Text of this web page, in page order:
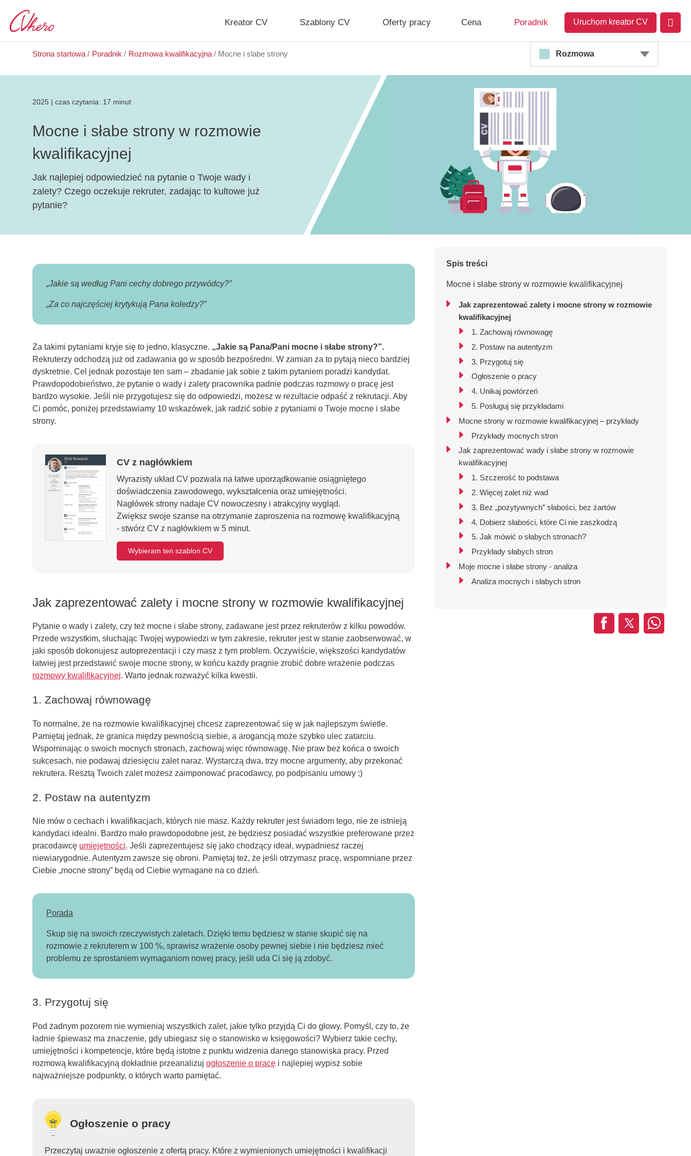
Kreator CV Szablony CV Oferty pracy Cena Poradnik Uruchom kreator CV
Strona startowa / Poradnik / Rozmowa kwalifikacyjna/ Mocne i slabe strony Rozmowa
2025 czas czytania: 17 minut
Mocne i słabe strony w rozmowie
kwalifikacyjnej
Jak najlepiej odpowiedzieć na pytanie o Twoje wady i
zalety? Czego oczekuje rekruter, zadając to kultowe już
pytanie?
Spis treści
Mocne i słabe strony w rozmowie kwalifikacyjnej
Jak zaprezentować zalety i mocne strony w rozmowie
kwalifikacyjnej
1. Zachowaj równowagę
2. Postaw na autentyzm
3. Przygotuj się
Ogłoszenie o pracy
4. Unikaj powtórzeń
5. Posługuj się przykładami
Mocne strony w rozmowie kwalifikacyjnej – przykłady
Przykłady mocnych stron
Jak zaprezentować wady i słabe strony w rozmowie
kwalifikacyjnej
1. Szczerość to podstawa
2. Więcej zalet niż wad
3. Bez „pozytywnych” słabości, bez żartów
4. Dobierz słabości, które Ci nie zaszkodzą
5. Jak mówić o słabych stronach?
Przykłady słabych stron
Moje mocne i słabe strony - analiza
Analiza mocnych i słabych stron
„Jakie są według Pani cechy dobrego przywódcy?”
„Za co najczęściej krytykują Pana koledzy?”
Za takimi pytaniami kryje się to jedno, klasyczne. „Jakie są Pana/Pani mocne i słabe strony?”.
Rekruterzy odchodzą już od zadawania go w sposób bezpośredni. W zamian za to pytają nieco bardziej
dyskretnie. Cel jednak pozostaje ten sam – zbadanie jak sobie z takim pytaniem poradzi kandydat.
Prawdopodobieństwo, że pytanie o wady i zalety pracownika padnie podczas rozmowy o pracę jest
bardzo wysokie. Jeśli nie przygotujesz się do odpowiedzi, możesz w rezultacie odpaść z rekrutacji. Aby
Ci pomóc, poniżej przedstawiamy 10 wskazówek, jak radzić sobie z pytaniami o Twoje mocne i słabe
strony.
CV z nagłówkiem
Wyrazisty układ CV pozwala na łatwe uporządkowanie osiągniętego
doświadczenia zawodowego, wykształcenia oraz umiejętności.
Nagłówek strony nadaje CV nowoczesny i atrakcyjny wygląd.
Zwiększ swoje szanse na otrzymanie zaproszenia na rozmowę kwalifikacyjną
- stwórz CV z nagłówkiem w 5 minut.
Wybieram ten szablon CV
Jak zaprezentować zalety i mocne strony w rozmowie kwalifikacyjnej
Pytanie o wady i zalety, czy też mocne i słabe strony, zadawane jest przez rekruterów z kilku powodów.
Przede wszystkim, słuchając Twojej wypowiedzi w tym zakresie, rekruter jest w stanie zaobserwować, w
jaki sposób dokonujesz autoprezentacji i czy masz z tym problem. Oczywiście, większości kandydatów
łatwiej jest przedstawić swoje mocne strony, w końcu każdy pragnie zrobić dobre wrażenie podczas
rozmowy kwalifikacyjnej. Warto jednak rozważyć kilka kwestii.
1. Zachowaj równowagę
To normalne, że na rozmowie kwalifikacyjnej chcesz zaprezentować się w jak najlepszym świetle.
Pamiętaj jednak, że granica między pewnością siebie, a arogancją może szybko ulec zatarciu.
Wspominając o swoich mocnych stronach, zachowaj więc równowagę. Nie praw bez końca o swoich
sukcesach, nie podawaj dziesięciu zalet naraz. Wystarczą dwa, trzy mocne argumenty, aby przekonać
rekrutera. Resztą Twoich zalet możesz zaimponować pracodawcy, po podpisaniu umowy ;)
2. Postaw na autentyzm
Nie mów o cechach i kwalifikacjach, których nie masz. Każdy rekruter jest świadom tego, nie że istnieją
kandydaci idealni. Bardzo mało prawdopodobne jest, że będziesz posiadać wszystkie preferowane przez
pracodawcę umiejętności. Jeśli zaprezentujesz się jako chodzący ideał, wypadniesz raczej
niewiarygodnie. Autentyzm zawsze się obroni. Pamiętaj też, że jeśli otrzymasz pracę, wspomniane przez
Ciebie „mocne strony” będą od Ciebie wymagane na co dzień.
Porada
Skup się na swoich rzeczywistych zaletach. Dzięki temu będziesz w stanie skupić się na
rozmowie z rekruterem w 100 %, sprawisz wrażenie osoby pewnej siebie i nie będziesz mieć
problemu ze sprostaniem wymaganiom nowej pracy, jeśli uda Ci się ją zdobyć.
3. Przygotuj się
Pod żadnym pozorem nie wymieniaj wszystkich zalet, jakie tylko przyjdą Ci do głowy. Pomyśl, czy to, że
ładnie śpiewasz ma znaczenie, gdy ubiegasz się o stanowisko w księgowości? Wybierz takie cechy,
umiejętności i kompetencje, które będą istotne z punktu widzenia danego stanowiska pracy. Przed
rozmową kwalifikacyjną dokładnie przeanalizuj ogłoszenie o pracę i najlepiej wypisz sobie
najważniejsze podpunkty, o których warto pamiętać.
Ogłoszenie o pracy
Przeczytaj uważnie ogłoszenie z ofertą pracy. Które z wymienionych umiejętności i kwalifikacji